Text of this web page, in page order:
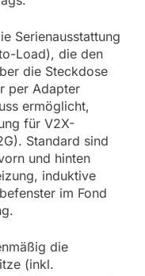
Serienausstattung
Load), die den
die Steckdose
per Adapter
ermöglicht,
für V2X-
Standard sind
und hinten
induktive
im Fond
die
(inkl.